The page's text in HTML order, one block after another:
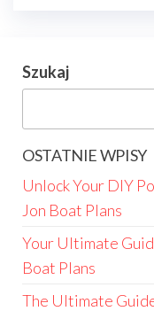
Szukaj
OSTATNIE WPISY
Unlock Your DIY
Jon Boat Plans
Your Ultimate
Boat Plans
The Ultimate